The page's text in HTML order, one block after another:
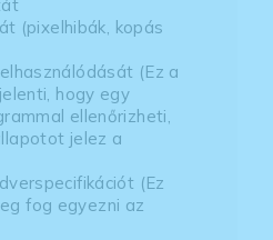
(pixelhibák, kopás
(Ez a
hogy egy
ellenőrizheti,
jelez a
(Ez
fog egyezni az